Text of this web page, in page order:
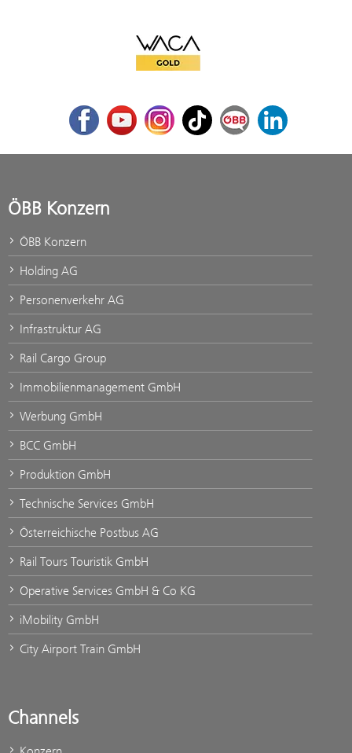
WACA Gold
FacebookYoutubeInstagram
TikTok ÖBB Corporate Blog
LinkedIn
ÖBB Konzern
ÖBB Konzern
Holding AG
Personenverkehr AG
Infrastruktur AG
Rail Cargo Group
Immobilienmanagement GmbH
Werbung GmbH
BCC GmbH
Produktion GmbH
Technische Services GmbH
Österreichische Postbus AG
Rail Tours Touristik GmbH
Operative Services GmbH & Co KG
iMobility GmbH
City Airport Train GmbH
Channels